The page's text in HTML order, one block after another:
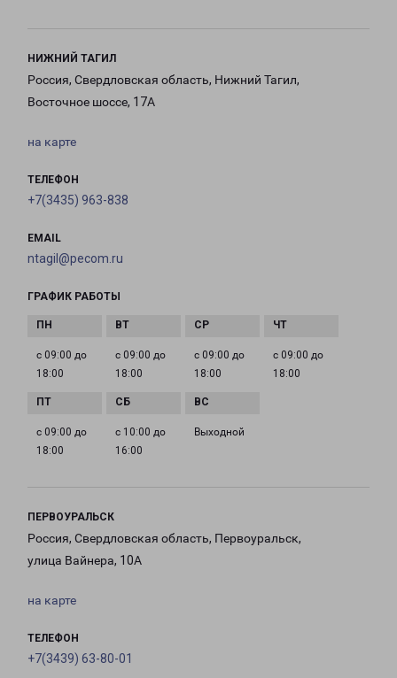
НИЖНИЙ ТАГИЛ
Россия, Свердловская область, Нижний Тагил,
Восточное шоссе, 17А
на карте
ТЕЛЕФОН
+7(3435) 963-838
EMAIL
ntagil@pecom.ru
ГРАФИК РАБОТЫ
с 09:00 до
18:00
с 09:00 до
18:00
с 09:00 до
18:00
с 09:00 до
18:00
с 09:00 до
18:00
с 10:00 до
16:00
Выходной
ПЕРВОУРАЛЬСК
Россия, Свердловская область, Первоуральск,
улица Вайнера, 10А
на карте
ТЕЛЕФОН
+7(3439) 63-80-01